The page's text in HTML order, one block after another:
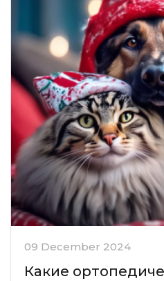
09 December 2024
Какие